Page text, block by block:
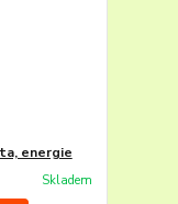
energie
Skladem